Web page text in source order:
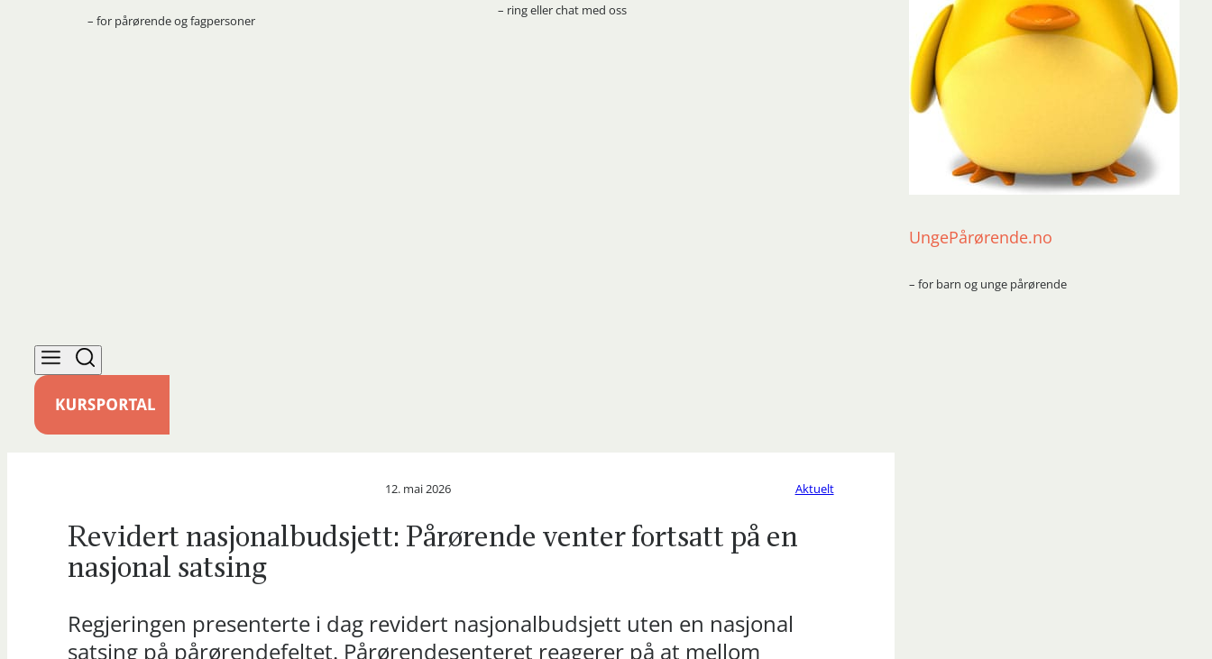
– for pårørende og fagpersoner
– ring eller chat med oss
UngePårørende.no
– for barn og unge pårørende
12. mai 2026 Aktuelt
Revidert nasjonalbudsjett: Pårørende venter fortsatt på en
nasjonal satsing
Regjeringen presenterte i dag revidert nasjonalbudsjett uten en nasjonal
satsing på pårørendefeltet. Pårørendesenteret reagerer på at mellom